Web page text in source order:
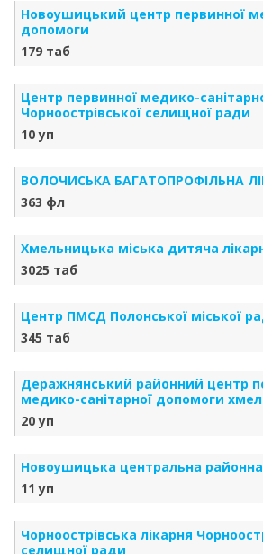
Новоушицький центр первинної
допомоги
179 таб
Центр первинної медико-
Чорноострівської селищної ради
10 уп
ВОЛОЧИСЬКА БАГАТОПРОФІЛЬНА
363 фл
Хмельницька міська дитяча
3025 таб
Центр ПМСД Полонської міської
345 таб
Деражнянський районний центр
медико-санітарної допомоги
20 уп
Новоушицька центральна районна
11 уп
Чорноострівська лікарня
селищної ради